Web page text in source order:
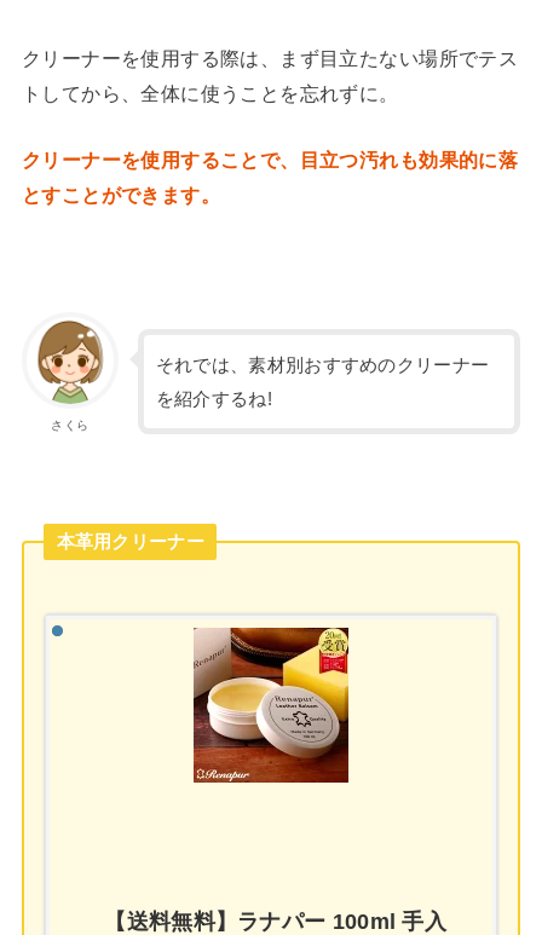
クリーナーを使用する際は、まず目立たない場所でテス
トしてから、全体に使うことを忘れずに。
クリーナーを使用することで、目立つ汚れも効果的に落
とすことができます。
さくら
それでは、素材別おすすめのクリーナー
を紹介するね!
本革用クリーナー
【送料無料】ラナパー 100ml 手入